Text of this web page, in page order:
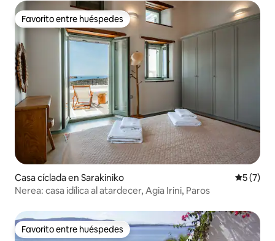
Favorito entre huéspedes
Favorito entre huéspedes
Casa cíclada en Sarakiniko
5 (7)
Nerea: casa idílica al atardecer, Agia Irini, Paros
Favorito entre huéspedes
Favorito entre huéspedes